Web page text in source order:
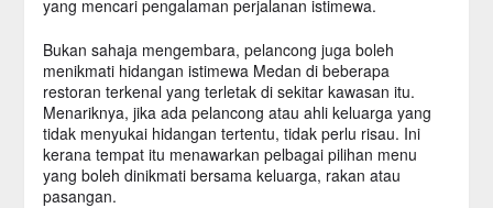
yang mencari pengalaman perjalanan istimewa.
Bukan sahaja mengembara, pelancong juga boleh
menikmati hidangan istimewa Medan di beberapa
restoran terkenal yang terletak di sekitar kawasan itu.
Menariknya, jika ada pelancong atau ahli keluarga yang
tidak menyukai hidangan tertentu, tidak perlu risau. Ini
kerana tempat itu menawarkan pelbagai pilihan menu
yang boleh dinikmati bersama keluarga, rakan atau
pasangan.